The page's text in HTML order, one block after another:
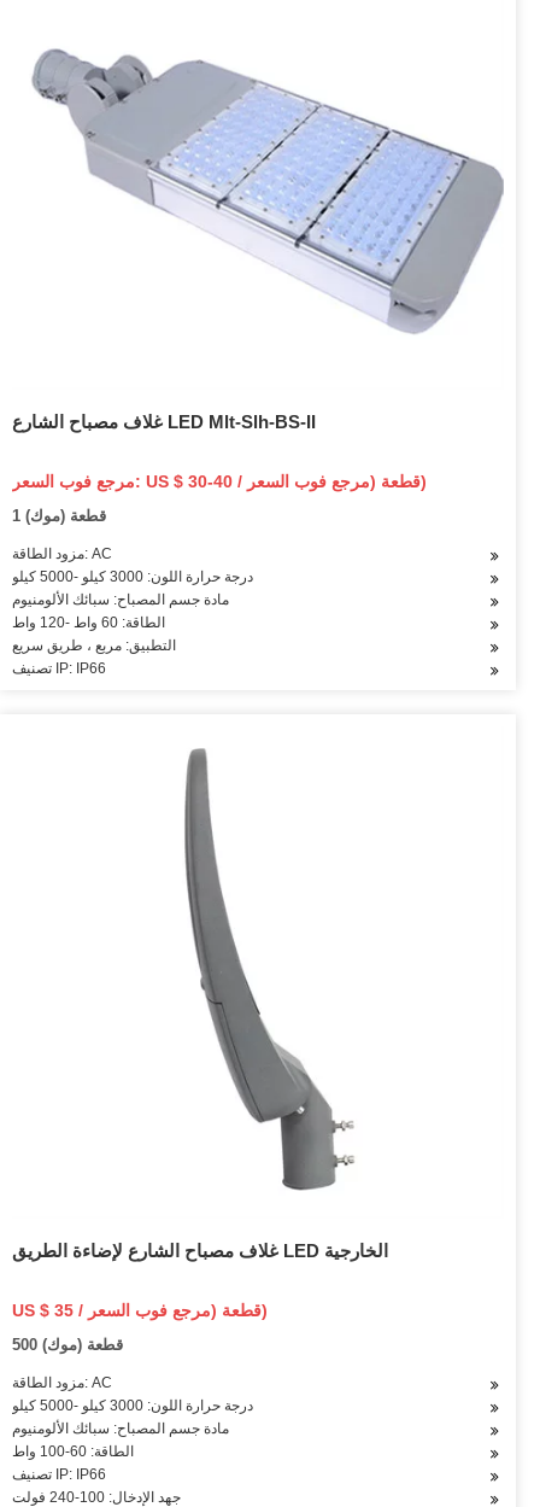
غلاف مصباح الشارع LED Mlt-Slh-BS-II
مرجع فوب السعر: US $ 30-40 / قطعة (مرجع فوب السعر)
1 قطعة (موك)
مزود الطاقة: AC
درجة حرارة اللون: 3000 كيلو -5000 كيلو
مادة جسم المصباح: سبائك الألومنيوم
الطاقة: 60 واط -120 واط
التطبيق: مربع ، طريق سريع
تصنيف IP: IP66
غلاف مصباح الشارع لإضاءة الطريق LED الخارجية
US $ 35 / قطعة (مرجع فوب السعر)
500 قطعة (موك)
مزود الطاقة: AC
درجة حرارة اللون: 3000 كيلو -5000 كيلو
مادة جسم المصباح: سبائك الألومنيوم
الطاقة: 60-100 واط
تصنيف IP: IP66
جهد الإدخال: 100-240 فولت